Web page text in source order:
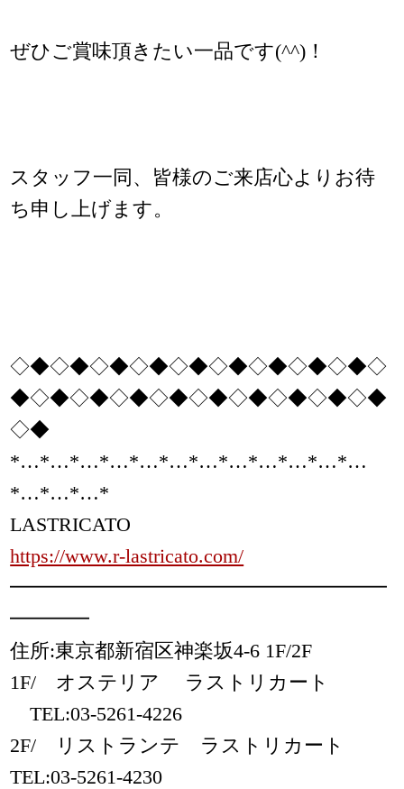
ぜひご賞味頂きたい一品です(^^)！
スタッフ一同、皆様のご来店心よりお待
ち申し上げます。
◇◆◇◆◇◆◇◆◇◆◇◆◇◆◇◆◇◆◇
◆◇◆◇◆◇◆◇◆◇◆◇◆◇◆◇◆◇◆
◇◆
*…*…*…*…*…*…*…*…*…*…*…*…
*…*…*…*
LASTRICATO
https://www.r-lastricato.com/
━━━━━━━━━━━━━━━━━━━
━━━━
住所:東京都新宿区神楽坂4-6 1F/2F
1F/ オステリア ラストリカート
TEL:03-5261-4226
2F/ リストランテ ラストリカート
TEL:03-5261-4230